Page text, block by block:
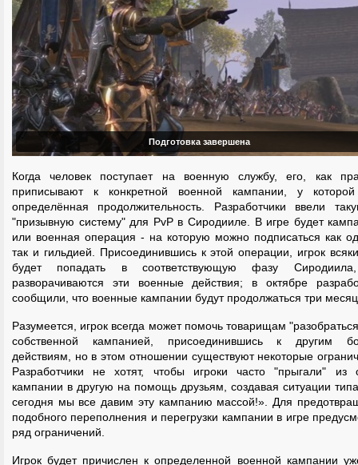
Подготовка завершена
Когда человек поступает на военную службу, его, как
приписывают к конкретной военной кампании, у
определённая продолжительность. Разработчики ввели
"призывную систему" для PvP в Сиродииле. В игре будет
или военная операция - на которую можно подписаться как
так и гильдией. Присоединившись к этой операции, игрок
будет попадать в соответствующую фазу
разворачиваются эти военные действия; в октябре
сообщили, что военные кампании будут продолжаться три
Разумеется, игрок всегда может помочь товарищам
собственной кампанией, присоединившись к другим
действиям, но в этом отношении существуют некоторые
Разработчики не хотят, чтобы игроки часто "прыгали" из
кампании в другую на помощь друзьям, создавая ситуации
сегодня мы все давим эту кампанию массой!». Для
подобного переполнения и перегрузки кампании в игре
ряд ограничений.
Игрок будет причислен к определенной военной кампании